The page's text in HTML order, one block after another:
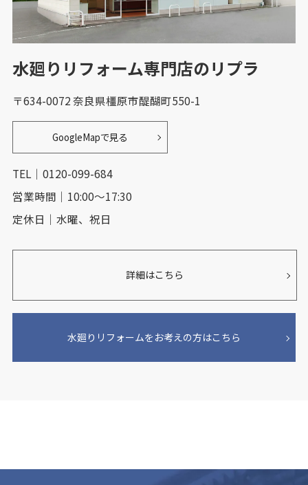
水廻りリフォーム専門店のリプラ
〒634-0072 奈良県橿原市醍醐町550-1
GoogleMapで見る
TEL｜0120-099-684
営業時間｜10:00～17:30
定休日｜水曜、祝日
詳細はこちら
水廻りリフォームをお考えの方はこちら